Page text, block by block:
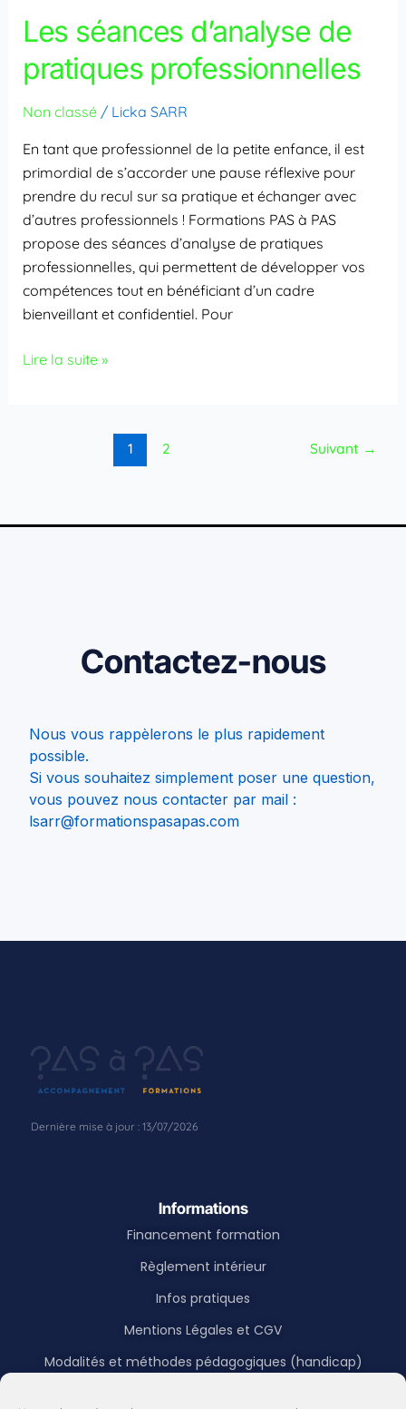
Les séances d’analyse de
pratiques professionnelles
Non classé/ Licka SARR
En tant que professionnel de la petite enfance, il est
primordial de s’accorder une pause réflexive pour
prendre du recul sur sa pratique et échanger avec
d’autres professionnels ! Formations PAS à PAS
propose des séances d’analyse de pratiques
professionnelles, qui permettent de développer vos
compétences tout en bénéficiant d’un cadre
bienveillant et confidentiel. Pour
Lire la suite »
1 2 Suivant →
Contactez-nous
Informations
Financement formation
Règlement intérieur
Infos pratiques
Mentions Légales et CGV
Modalités et méthodes pédagogiques (handicap)